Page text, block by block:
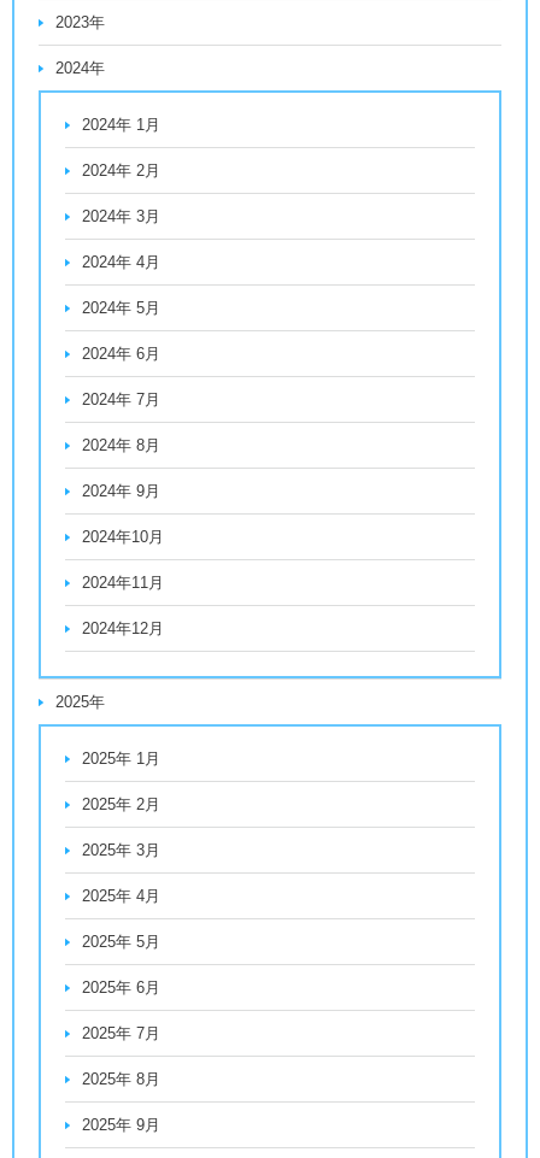
2023年
2024年
2024年 1月
2024年 2月
2024年 3月
2024年 4月
2024年 5月
2024年 6月
2024年 7月
2024年 8月
2024年 9月
2024年10月
2024年11月
2024年12月
2025年
2025年 1月
2025年 2月
2025年 3月
2025年 4月
2025年 5月
2025年 6月
2025年 7月
2025年 8月
2025年 9月